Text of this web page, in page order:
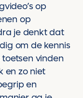
op
op
je denkt dat
om de kennis
toetsen vinden
en zo niet
en